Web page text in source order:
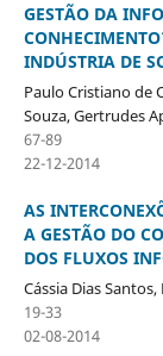
GESTÃO DA
INDÚSTRIA DE
Paulo Cristiano de
Souza, Gertrudes
67-89
22-12-2014
AS
A GESTÃO DO
DOS FLUXOS
Cássia Dias
19-33
02-08-2014